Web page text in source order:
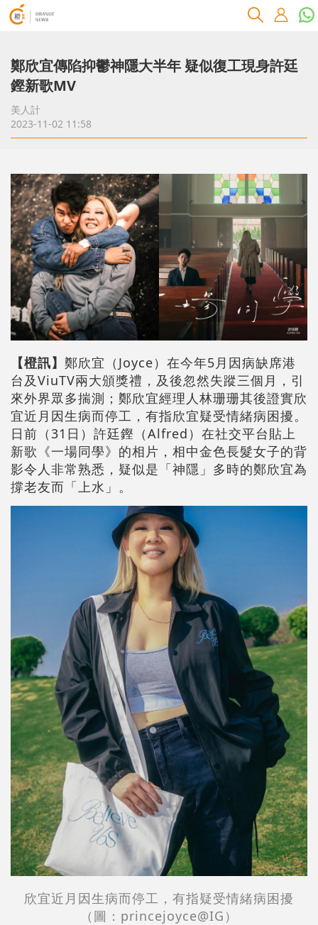
鄭欣宜傳陷抑鬱神隱大半年 疑似復工現身許廷
鏗新歌MV
美人計
2023-11-02 11:58
【橙訊】 鄭欣宜（Joyce）在今年5月因病缺席港
台及ViuTV兩大頒獎禮，及後忽然失蹤三個月，引
來外界眾多揣測；鄭欣宜經理人林珊珊其後證實欣
宜近月因生病而停工，有指欣宜疑受情緒病困擾。
日前（31日）許廷鏗（Alfred）在社交平台貼上
新歌《一場同學》的相片，相中金色長髮女子的背
影令人非常熟悉，疑似是「神隱」多時的鄭欣宜為
撐老友而「上水」。
欣宜近月因生病而停工，有指疑受情緒病困擾
（圖： princejoyce@IG）